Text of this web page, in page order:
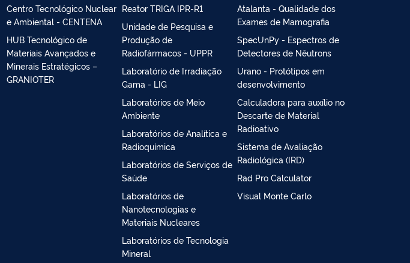
Centro Tecnológico Nuclear
e Ambiental - CENTENA
HUB Tecnológico de
Materiais Avançados e
Minerais Estratégicos –
GRANIOTER
Reator TRIGA IPR-R1
Unidade de Pesquisa e
Produção de
Radiofármacos - UPPR
Laboratório de Irradiação
Gama - LIG
Laboratórios de Meio
Ambiente
Laboratórios de Analítica e
Radioquímica
Laboratórios de Serviços de
Saúde
Laboratórios de
Nanotecnologias e
Materiais Nucleares
Laboratórios de Tecnologia
Mineral
Atalanta - Qualidade dos
Exames de Mamografia
SpecUnPy - Espectros de
Detectores de Nêutrons
Urano - Protótipos em
desenvolvimento
Calculadora para auxílio no
Descarte de Material
Radioativo
Sistema de Avaliação
Radiológica (IRD)
Rad Pro Calculator
Visual Monte Carlo